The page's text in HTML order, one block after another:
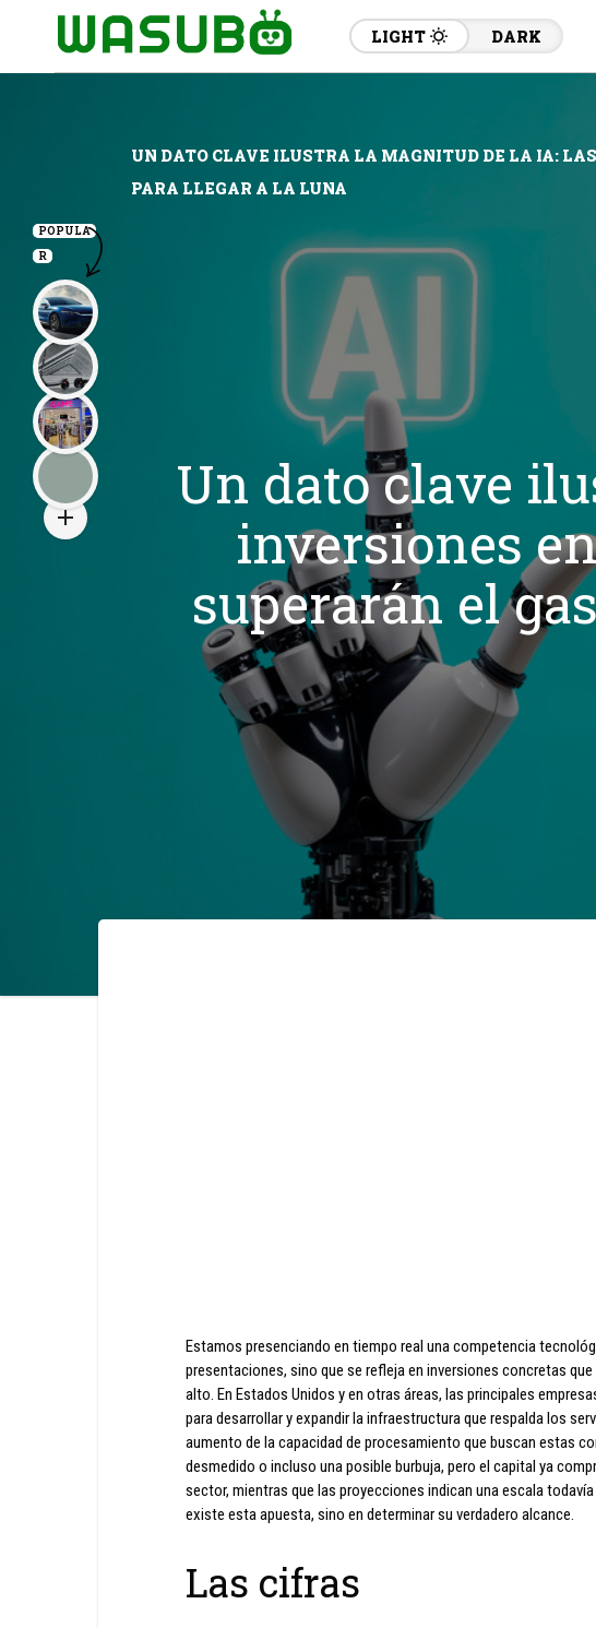
LIGHT DARK
UN DATO CLAVE ILUSTRA LA MAGNITUD DE LA IA:
PARA LLEGAR A LA LUNA
Un dato clave
inversiones
superarán el
Estamos presenciando en tiempo real una competencia
presentaciones, sino que se refleja en inversiones concretas
alto. En Estados Unidos y en otras áreas, las principales
para desarrollar y expandir la infraestructura que respalda los
aumento de la capacidad de procesamiento que buscan estas
desmedido o incluso una posible burbuja, pero el capital ya
sector, mientras que las proyecciones indican una escala
existe esta apuesta, sino en determinar su verdadero alcance.
Las cifras
POPULA
R